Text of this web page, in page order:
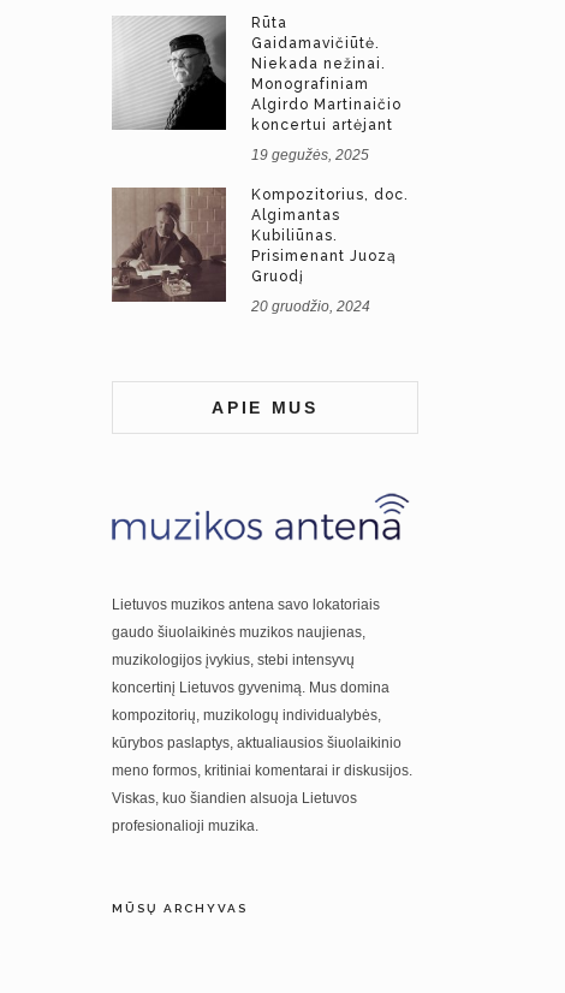
Rūta
Gaidamavičiūtė.
Niekada nežinai.
Monografiniam
Algirdo Martinaičio
koncertui artėjant
19 gegužės, 2025
Kompozitorius, doc.
Algimantas
Kubiliūnas.
Prisimenant Juozą
Gruodį
20 gruodžio, 2024
APIE MUS
Lietuvos muzikos antena savo lokatoriais
gaudo šiuolaikinės muzikos naujienas,
muzikologijos įvykius, stebi intensyvų
koncertinį Lietuvos gyvenimą. Mus domina
kompozitorių, muzikologų individualybės,
kūrybos paslaptys, aktualiausios šiuolaikinio
meno formos, kritiniai komentarai ir diskusijos.
Viskas, kuo šiandien alsuoja Lietuvos
profesionalioji muzika.
MŪSŲ ARCHYVAS